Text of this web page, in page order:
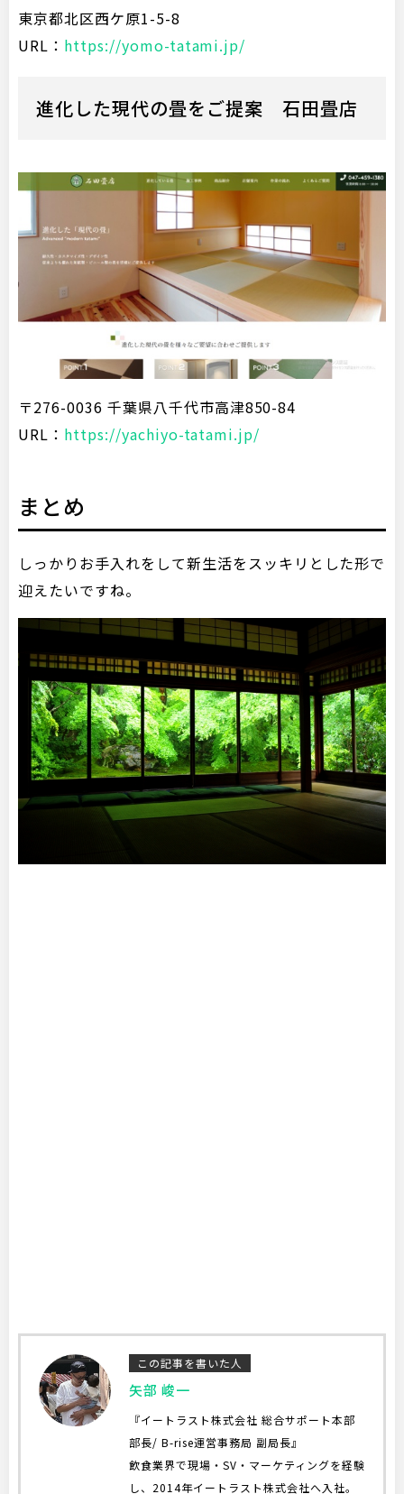
東京都北区西ケ原1-5-8
URL： https://yomo-tatami.jp/
進化した現代の畳をご提案 石田畳店
〒276-0036 千葉県八千代市高津850-84
URL： https://yachiyo-tatami.jp/
まとめ
しっかりお手入れをして新生活をスッキリとした形で
迎えたいですね。
この記事を書いた人
矢部 峻一
『イートラスト株式会社 総合サポート本部
部長/ B-rise運営事務局 副局長』
飲食業界で現場・SV・マーケティングを経験
し、2014年イートラスト株式会社へ入社。